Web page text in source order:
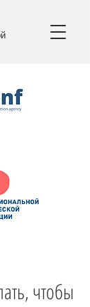
чтобы